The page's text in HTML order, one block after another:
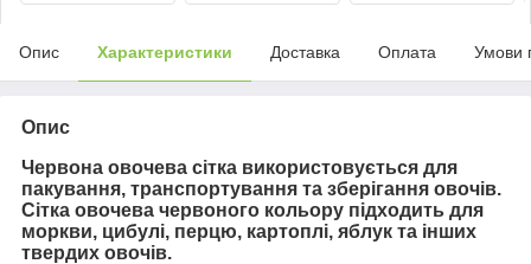
Опис Характеристики Доставка Оплата Умови
Опис
Червона овочева сітка використовується для
пакування, транспортування та зберігання овочів.
Сітка овочева червоного кольору підходить для
моркви, цибулі, перцю, картоплі, яблук та інших
твердих овочів.